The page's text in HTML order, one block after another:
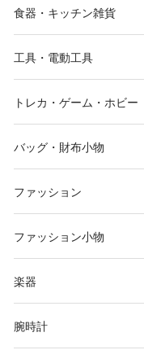
食器・キッチン雑貨
工具・電動工具
トレカ・ゲーム・ホビー
バッグ・財布小物
ファッション
ファッション小物
楽器
腕時計